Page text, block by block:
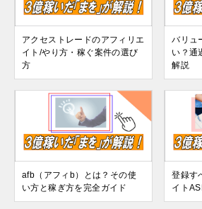
アクセストレードのアフィリエ
イト/やり方・稼ぐ案件の選び
方
バリュ
い？通
解説
afb（アフィb）とは？その使
い方と稼ぎ方を完全ガイド
登録す
イト